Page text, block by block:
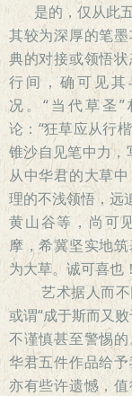
是的，仅从此五
其较为深厚的笔
典的对接或领悟
行间，确可见
况。“当代草圣
论：“狂草应从行
锥沙自见笔中力，
从中华君的大草
理的不浅领悟，远
黄山谷等，尚可
摩，希冀坚实地
为大草。诚可喜也！
艺术据人而不
或谓“成于斯而又
不谨慎甚至警惕
华君五件作品给
亦有些许遗憾，